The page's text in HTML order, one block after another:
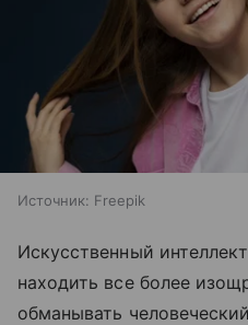
Источник: Freepik
Искусственный
находить все более
обманывать